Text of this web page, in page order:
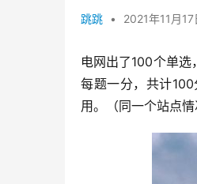
跳跳 • 2021年11月
电网出了100个单
每题一分，共计
用。（同一个站点情